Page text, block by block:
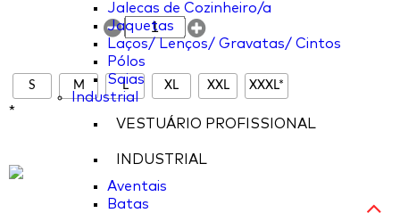
Jalecas de Cozinheiro/a
Jaquetas
Laços/ Lenços/ Gravatas/ Cintos
Pólos
Saias
Industrial
VESTUÁRIO PROFISSIONAL
INDUSTRIAL
Aventais
Batas
S M L XL XXL XXXL*
*